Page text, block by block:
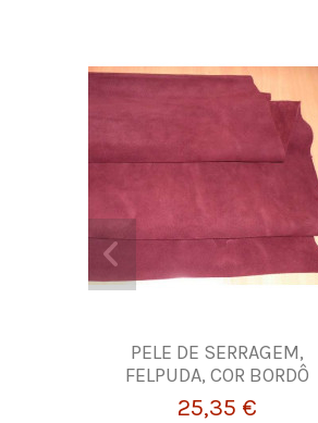
PELE DE SERRAGEM,
FELPUDA, COR BORDÔ
25,35 €